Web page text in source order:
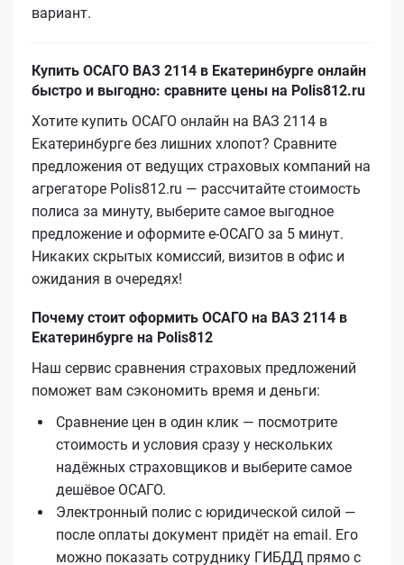
вариант.
Купить ОСАГО ВАЗ 2114 в Екатеринбурге онлайн
быстро и выгодно: сравните цены на Polis812.ru
Хотите купить ОСАГО онлайн на ВАЗ 2114 в
Екатеринбурге без лишних хлопот? Сравните
предложения от ведущих страховых компаний на
агрегаторе Polis812.ru — рассчитайте стоимость
полиса за минуту, выберите самое выгодное
предложение и оформите е‑ОСАГО за 5 минут.
Никаких скрытых комиссий, визитов в офис и
ожидания в очередях!
Почему стоит оформить ОСАГО на ВАЗ 2114 в
Екатеринбурге на Polis812
Наш сервис сравнения страховых предложений
поможет вам сэкономить время и деньги:
Сравнение цен в один клик — посмотрите
стоимость и условия сразу у нескольких
надёжных страховщиков и выберите самое
дешёвое ОСАГО.
Электронный полис с юридической силой —
после оплаты документ придёт на email. Его
можно показать сотруднику ГИБДД прямо с